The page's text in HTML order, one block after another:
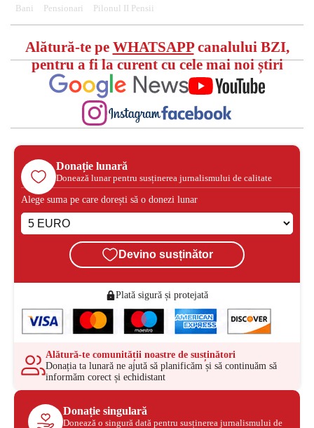
Bani Pensionari Pilonul II Pensii
Alătură-te pe WHATSAPPcanalului BZI,
pentru a fi la curent cu cele mai noi știri
Donație lunară
Donează lunar pentru susținerea jurnalismului de calitate
Alege suma pe care dorești să o donezi lunar
Devino susținător
Plată sigură și protejată
Alătură-te comunității noastre de susținători
Donația ta lunară ne ajută să planificăm și să continuăm să
informăm corect și echidistant
Donație singulară
Donează o singură dată pentru susținerea jurnalismului de